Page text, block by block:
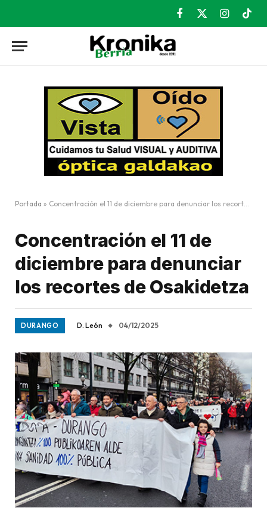
Facebook
X
Instagram
Portada » Concentración el 11 de diciembre para denunciar los recortes de Osakidetza
Concentración el 11 de
diciembre para denunciar
los recortes de Osakidetza
DURANGO D. León 04/12/2025